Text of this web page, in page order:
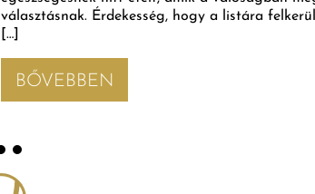
választásnak. Érdekesség, hogy a listára
[…]
BŐVEBBEN